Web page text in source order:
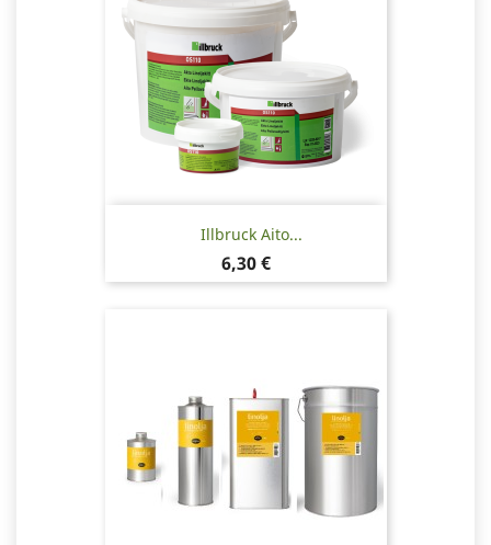
Illbruck Aito...
Hinta
6,30 €